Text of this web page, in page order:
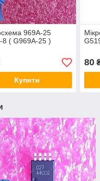
969A-25
8 ( G969A-25 )
Купити
80